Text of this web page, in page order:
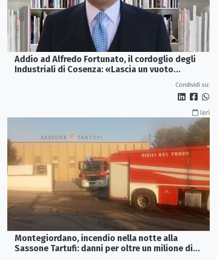
Addio ad Alfredo Fortunato, il cordoglio degli
Industriali di Cosenza: «Lascia un vuoto
Condividi su:
Ieri
Montegiordano, incendio nella notte alla
Sassone Tartufi: danni per oltre un milione di